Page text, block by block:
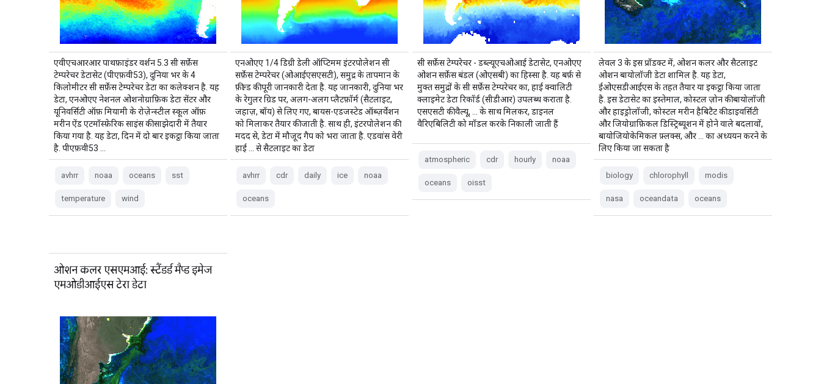
एवीएचआरआर पाथफ़ाइंडर वर्शन 5.3 सी सर्फ़ेस
टेम्परेचर डेटासेट (पीएफ़वी53), दुनिया भर के 4
किलोमीटर सी सर्फ़ेस टेम्परेचर डेटा का कलेक्शन है. यह
डेटा, एनओएए नेशनल ओशनोग्राफ़िक डेटा सेंटर और
यूनिवर्सिटी ऑफ़ मियामी के रोज़ेन्स्टील स्कूल ऑफ़
मरीन ऐंड एटमॉस्फ़ेरिक साइंस की साझेदारी में तैयार
किया गया है. यह डेटा, दिन में दो बार इकट्ठा किया जाता
है. पीएफ़वी53 …
avhrr noaa oceans sst
temperature wind
एनओएए 1/4 डिग्री डेली ऑप्टिमम इंटरपोलेशन सी
सर्फ़ेस टेम्परेचर (ओआईएसएसटी), समुद्र के तापमान के
फ़ील्ड की पूरी जानकारी देता है. यह जानकारी, दुनिया भर
के रेगुलर ग्रिड पर, अलग-अलग प्लैटफ़ॉर्म (सैटलाइट,
जहाज़, बॉय) से लिए गए, बायस-एडजस्टेड ऑब्ज़र्वेशन
को मिलाकर तैयार की जाती है. साथ ही, इंटरपोलेशन की
मदद से, डेटा में मौजूद गैप को भरा जाता है. एडवांस वेरी
हाई … से सैटलाइट का डेटा
avhrr cdr daily ice noaa
oceans
सी सर्फ़ेस टेम्परेचर - डब्ल्यूएचओआई डेटासेट, एनओएए
ओशन सर्फ़ेस बंडल (ओएसबी) का हिस्सा है. यह बर्फ़ से
मुक्त समुद्रों के सी सर्फ़ेस टेम्परेचर का, हाई क्वालिटी
क्लाइमेट डेटा रिकॉर्ड (सीडीआर) उपलब्ध कराता है.
एसएसटी की वैल्यू, … के साथ मिलकर, डाइनल
वैरिएबिलिटी को मॉडल करके निकाली जाती हैं
atmospheric cdr hourly noaa
oceans oisst
लेवल 3 के इस प्रॉडक्ट में, ओशन कलर और सैटलाइट
ओशन बायोलॉजी डेटा शामिल है. यह डेटा,
ईओएसडीआईएस के तहत तैयार या इकट्ठा किया जाता
है. इस डेटासेट का इस्तेमाल, कोस्टल ज़ोन की बायोलॉजी
और हाइड्रोलॉजी, कोस्टल मरीन हैबिटैट की डाइवर्सिटी
और जियोग्राफ़िकल डिस्ट्रिब्यूशन में होने वाले बदलावों,
बायोजियोकेमिकल फ़्लक्स, और … का अध्ययन करने के
लिए किया जा सकता है
biology chlorophyll modis
nasa oceandata oceans
ओशन कलर एसएमआई: स्टैंडर्ड मैप्ड इमेज
एमओडीआईएस टेरा डेटा